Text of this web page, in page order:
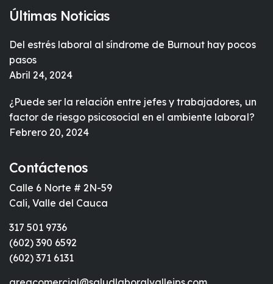
Últimas Noticias
Del estrés laboral al síndrome de Burnout hay pocos
pasos
Abril 24, 2024
¿Puede ser la relación entre jefes y trabajadores, un
factor de riesgo psicosocial en el ambiente laboral?
Febrero 20, 2024
Contáctenos
Calle 6 Norte # 2N-59
Cali, Valle del Cauca
317 501 9736
(602) 390 6592
(602) 371 6131